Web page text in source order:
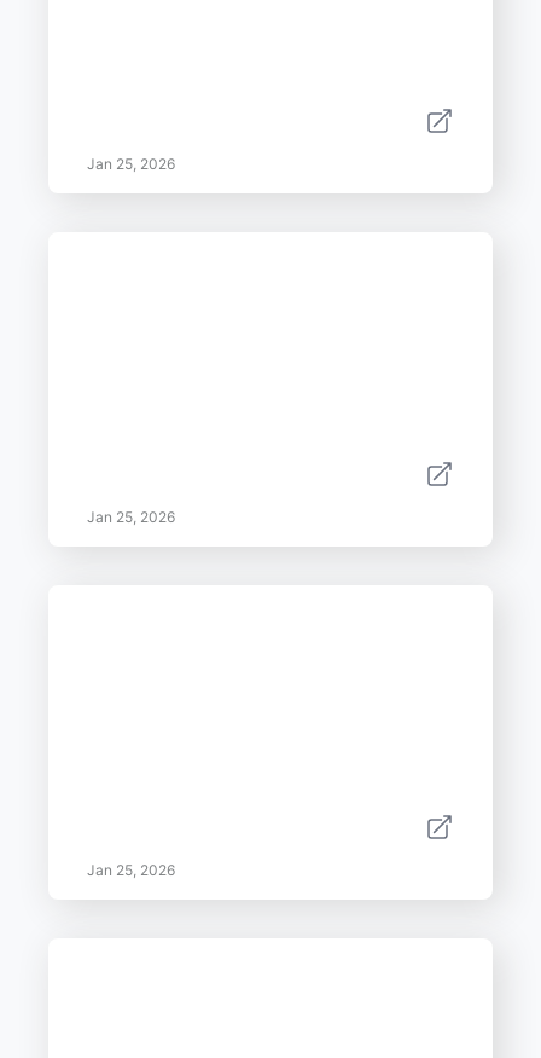
Jan 25, 2026
Jan 25, 2026
Jan 25, 2026